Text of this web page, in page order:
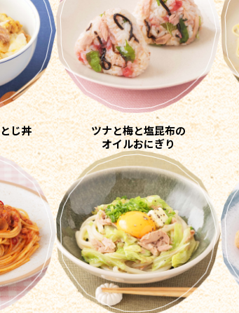
じ丼
ツナと梅と塩昆布の
オイルおにぎり